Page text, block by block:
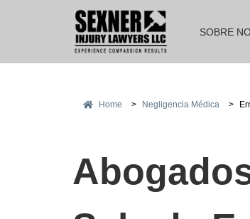
SOBRE
Home > Negligencia Médica >